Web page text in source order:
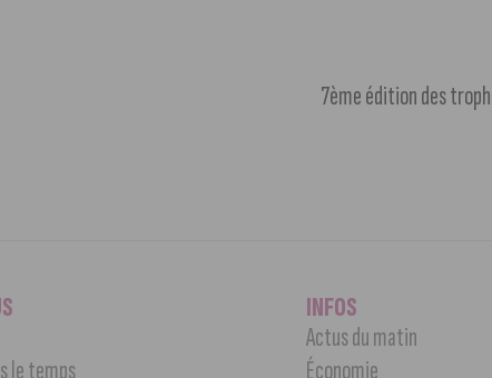
7ème édition des
le temps
INFOS
Actus du matin
Économie